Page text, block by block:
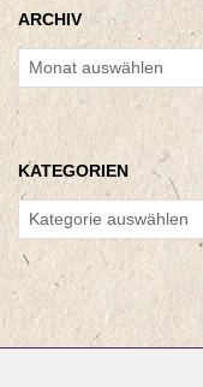
ARCHIV
Archiv
KATEGORIEN
Kategorien